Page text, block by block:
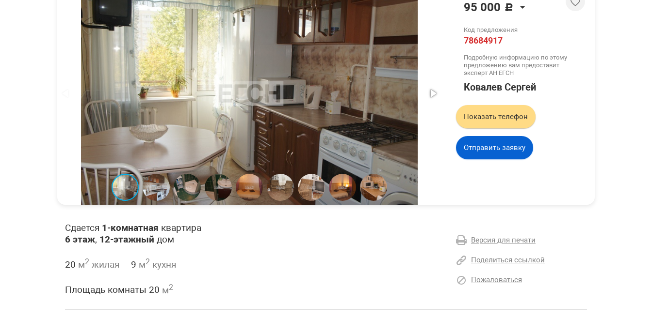
95 000 c
1 156 $
1 001 €
Код предложения
78684917
Подробную информацию по этому
предложению вам предоставит
эксперт АН ЕГСН
Ковалев Сергей
Показать телефон
Отправить заявку
Сдается 1-комнатная квартира
6 этаж, 12-этажный дом
20 м2 жилая 9 м2 кухня
Площадь комнаты 20 м2
Версия для печати
Поделиться ссылкой
Пожаловаться